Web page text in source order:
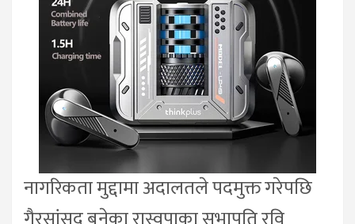
नागरिकता मुद्दामा अदालतले पदमुक्त गरेपछि